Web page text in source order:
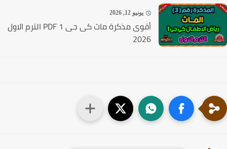
يونيو 12, 2026
أقوى مذكرة ماث كى جى 1 PDF الترم الاول
2026